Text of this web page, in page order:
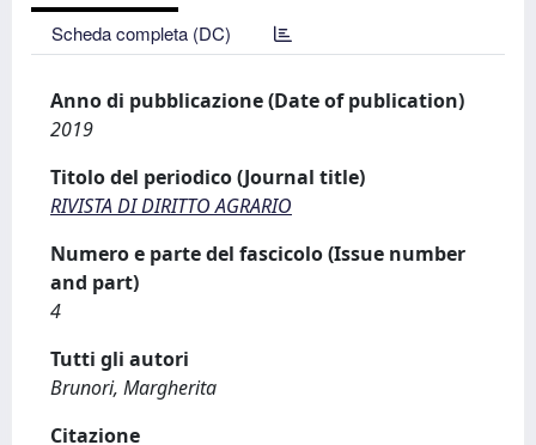
Scheda completa (DC)
Anno di pubblicazione (Date of publication)
2019
Titolo del periodico (Journal title)
RIVISTA DI DIRITTO AGRARIO
Numero e parte del fascicolo (Issue number
and part)
4
Tutti gli autori
Brunori, Margherita
Citazione